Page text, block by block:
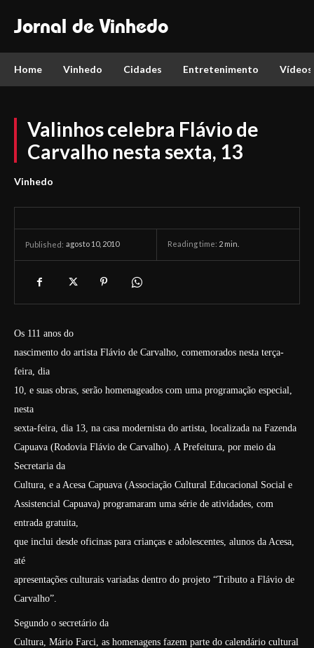
Jornal de Vinhedo
Home Vinhedo Cidades Entretenimento Vídeos
Valinhos celebra Flávio de
Carvalho nesta sexta, 13
Vinhedo
Published: agosto 10, 2010 Reading time: 2 min.
Os 111 anos do
nascimento do artista Flávio de Carvalho, comemorados nesta terça-
feira, dia
10, e suas obras, serão homenageados com uma programação especial,
nesta
sexta-feira, dia 13, na casa modernista do artista, localizada na Fazenda
Capuava (Rodovia Flávio de Carvalho). A Prefeitura, por meio da
Secretaria da
Cultura, e a Acesa Capuava (Associação Cultural Educacional Social e
Assistencial Capuava) programaram uma série de atividades, com
entrada gratuita,
que inclui desde oficinas para crianças e adolescentes, alunos da Acesa,
até
apresentações culturais variadas dentro do projeto “Tributo a Flávio de
Carvalho”.
Segundo o secretário da
Cultura, Mário Farci, as homenagens fazem parte do calendário cultural